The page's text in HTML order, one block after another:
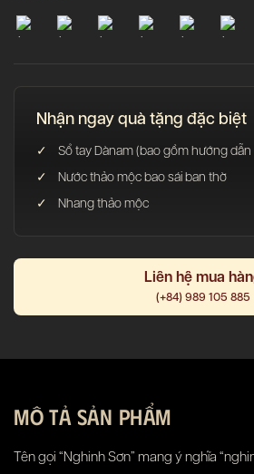
Nhận ngay quà tặng đặc biệt
Sổ tay Dànam (bao gồm hướng dẫn
Nước thảo mộc bao sái ban thờ
Nhang thảo mộc
Liên hệ mua
(+84) 989 105 885
MÔ TẢ SẢN PHẨM
Tên gọi “Nghinh Sơn” mang ý nghĩa